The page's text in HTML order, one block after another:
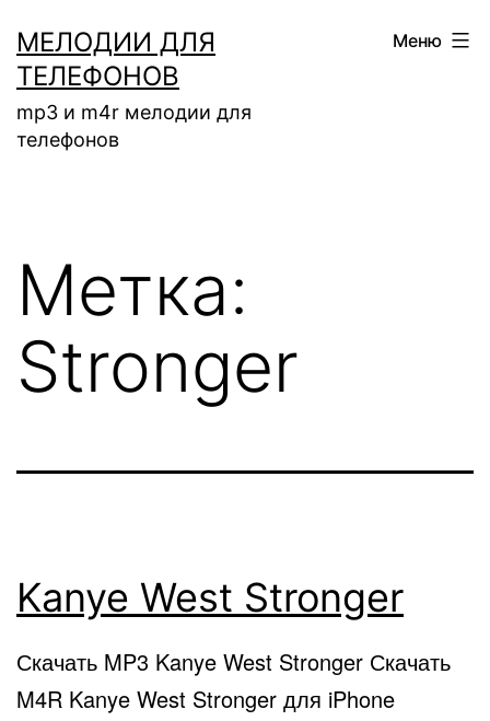
содержимому
МЕЛОДИИ ДЛЯ
ТЕЛЕФОНОВ
mp3 и m4r мелодии для
телефонов
Меню
Метка:
Stronger
Kanye West Stronger
Скачать MP3 Kanye West Stronger Скачать
M4R Kanye West Stronger для iPhone